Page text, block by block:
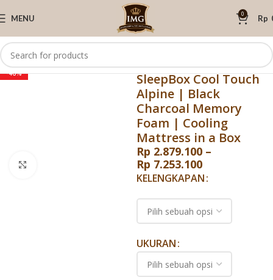
MENU 0 Rp
Beranda Elite Springbed
-46%
Kasur Dingin Elite
SleepBox Cool Touch
Alpine | Black
Charcoal Memory
Foam | Cooling
Mattress in a Box
Rp 2.879.100 –
Rp 7.253.100
KELENGKAPAN
UKURAN